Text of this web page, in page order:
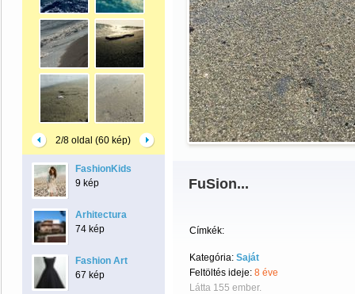
2/8 oldal (60 kép)
FashionKids
9 kép
Arhitectura
74 kép
Fashion Art
67 kép
FuSion...
Címkék:
Kategória: Saját
Feltöltés ideje: 8 éve
Látta 155 ember.